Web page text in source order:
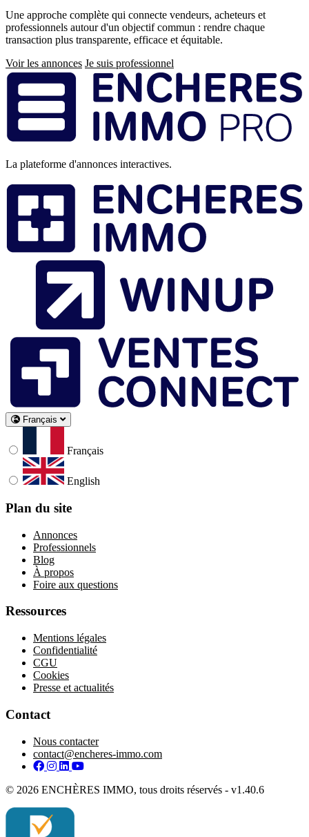
Une approche complète qui connecte vendeurs, acheteurs et
professionnels autour d'un objectif commun : rendre chaque
transaction plus transparente, efficace et équitable.
Voir les annonces Je suis professionnel
Pied
de
page
La plateforme d'annonces interactives.
Français
Français
English
Plan du site
Annonces
Professionnels
Blog
À propos
Foire aux questions
Ressources
Mentions légales
Confidentialité
CGU
Cookies
Presse et actualités
Contact
Nous contacter
contact@encheres-immo.com
Facebook
Instagram
LinkedIn
YouTube
© 2026 ENCHÈRES IMMO, tous droits réservés - v1.40.6